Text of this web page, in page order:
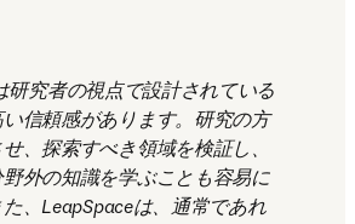
研究者の視点で設計されている
信頼感があります。研究の方
、探索すべき領域を検証し、
外の知識を学ぶことも容易に
、LeapSpaceは、通常であれ